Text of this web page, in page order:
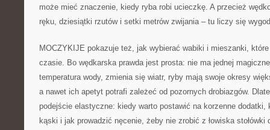
może mieć znaczenie, kiedy ryba robi ucieczkę. A przecież
ręku, dziesiątki rzutów i setki metrów zwijania – tu liczy się
MOCZYKIJE pokazuje też, jak wybierać wabiki i mieszanki,
czasie. Bo wędkarska prawda jest prosta: nie ma jednej
temperatura wody, zmienia się wiatr, ryby mają swoje okresy
a nawet ich apetyt potrafi zależeć od pozornych drobiazgów.
podejście elastyczne: kiedy warto postawić na korzenne dodatki,
kąski i jak prowadzić nęcenie, żeby nie zrobić z łowiska stołówki